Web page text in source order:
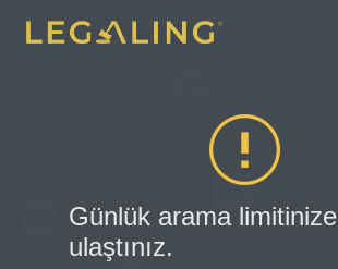
Günlük arama limitinize
ulaştınız.